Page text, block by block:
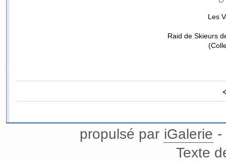
Les
Raid de Skieurs
propulsé par iGalerie -
Texte